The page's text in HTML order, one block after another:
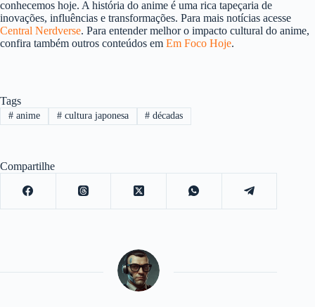
conhecemos hoje. A história do anime é uma rica tapeçaria de
inovações, influências e transformações. Para mais notícias acesse
Central Nerdverse. Para entender melhor o impacto cultural do anime,
confira também outros conteúdos em Em Foco Hoje.
Tags
#anime #cultura japonesa # décadas
Compartilhe